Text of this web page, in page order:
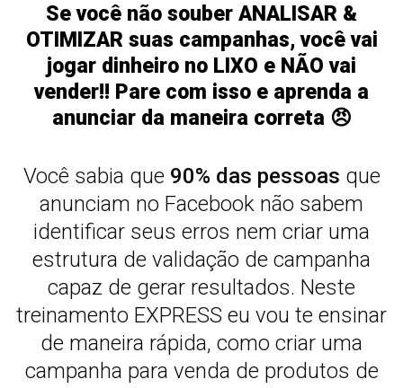
Se você não souber ANALISAR &
OTIMIZAR suas campanhas, você vai
jogar dinheiro no LIXO e NÃO vai
vender!! Pare com isso e aprenda a
anunciar da maneira correta 😠
Você sabia que 90% das pessoas que
anunciam no Facebook não sabem
identificar seus erros nem criar uma
estrutura de validação de campanha
capaz de gerar resultados. Neste
treinamento EXPRESS eu vou te ensinar
de maneira rápida, como criar uma
campanha para venda de produtos de